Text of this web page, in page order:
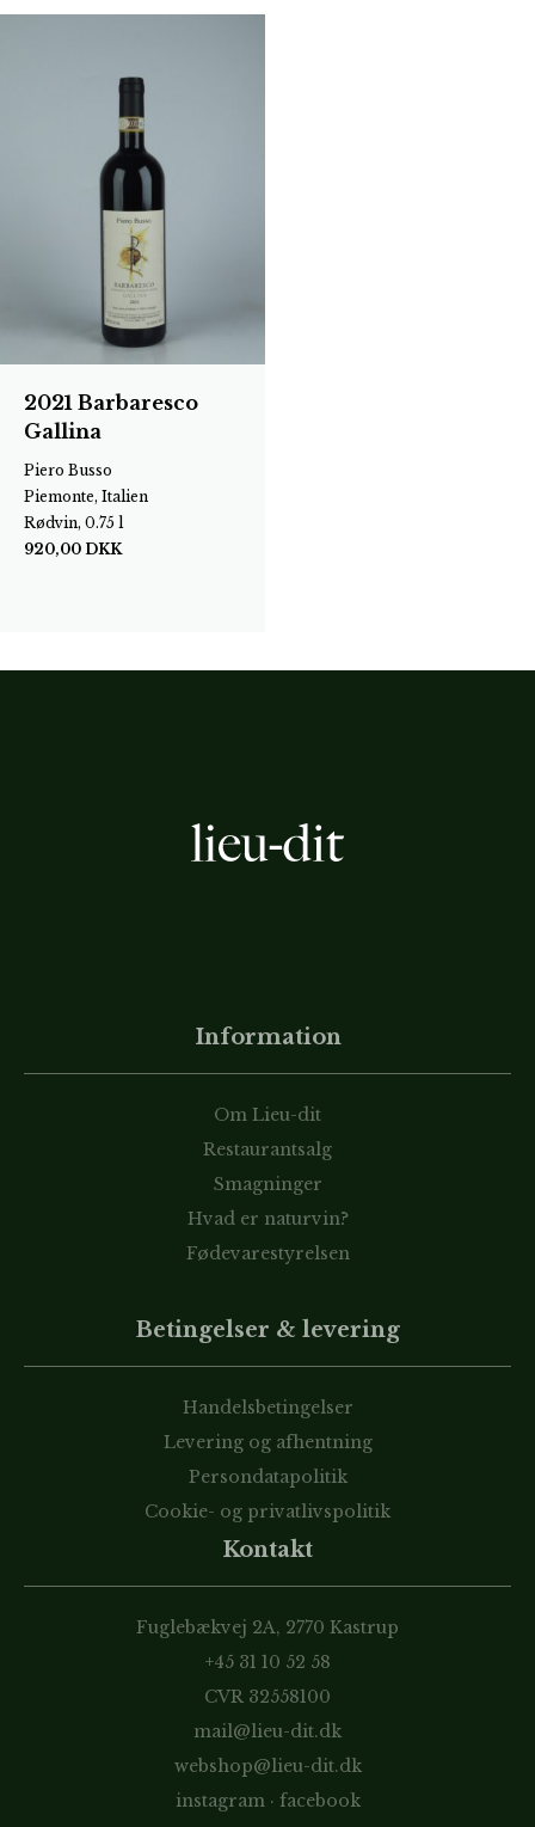
2021 Barbaresco
Gallina
Piero Busso
Piemonte, Italien
Rødvin, 0.75 l
920,00 DKK
Information
Om Lieu-dit
Restaurantsalg
Smagninger
Hvad er naturvin?
Fødevarestyrelsen
Betingelser & levering
Handelsbetingelser
Levering og afhentning
Persondatapolitik
Cookie- og privatlivspolitik
Kontakt
Fuglebækvej 2A, 2770 Kastrup
+45 31 10 52 58
CVR 32558100
mail@lieu-dit.dk
webshop@lieu-dit.dk
instagram· facebook